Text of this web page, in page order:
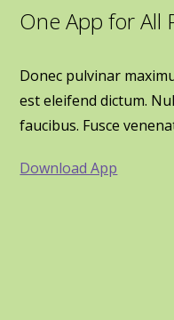
One App for All
Donec pulvinar
est eleifend dictum.
faucibus. Fusce
Download App